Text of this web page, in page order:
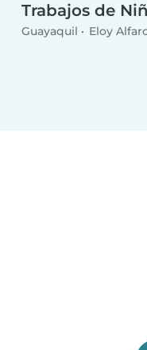
Trabajos de
Guayaquil Eloy